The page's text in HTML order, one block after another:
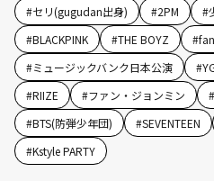
#セリ(gugudan出身) #2PM #
#BLACKPINK #THE BOYZ #
#ミュージックバンク日本公演 #
#RIIZE #ファン・ジョンミン #
#BTS(防弾少年団) #SEVENTEEN
#Kstyle PARTY